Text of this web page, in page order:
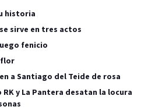
historia
sirve en tres actos
fenicio
flor
a Santiago del Teide de rosa
y La Pantera desatan la locura